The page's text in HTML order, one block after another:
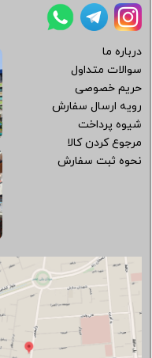
درباره ما
سوالات متداول
حریم خصوصی
رویه ارسال سفارش
شیوه پرداخت
مرجوع کردن کالا
نحوه ثبت سفارش